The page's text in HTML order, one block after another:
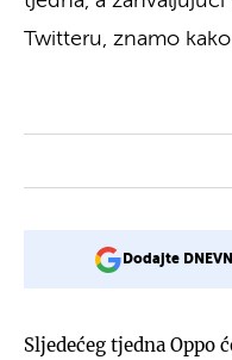
Twitteru, znamo
Dodajte
Sljedećeg tjedna Oppo